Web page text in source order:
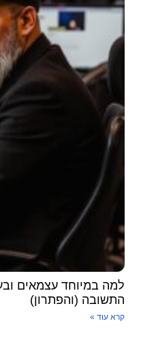
במיוחד עצמאים ובעלי
(והפתרון)
עוד »